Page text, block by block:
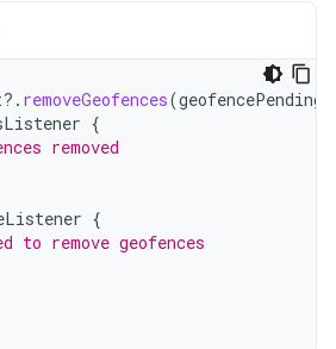
?. removeGeofences(
{
removed
{
to remove geofences